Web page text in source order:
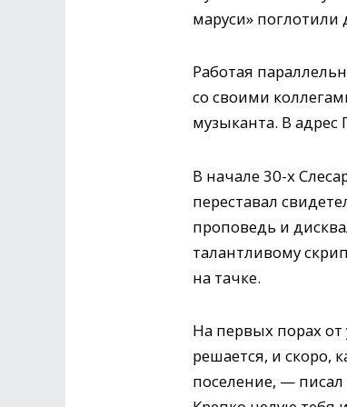
маруси» поглотили
Работая
со своими
музыканта. В
В начале 30-х
переставал
проповедь и
талантливому
на тачке.
На первых порах
решается, и скоро,
поселение, — писал